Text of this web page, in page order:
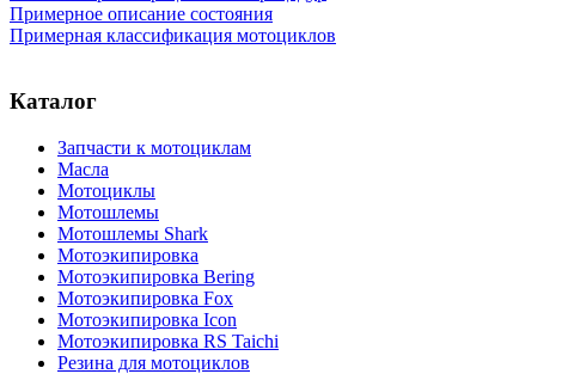
Примерное описание состояния
Примерная классификация мотоциклов
Каталог
Запчасти к мотоциклам
Масла
Мотоциклы
Мотошлемы
Мотошлемы Shark
Мотоэкипировка
Мотоэкипировка Bering
Мотоэкипировка Fox
Мотоэкипировка Icon
Мотоэкипировка RS Taichi
Резина для мотоциклов